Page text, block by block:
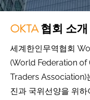
OKTA협회 소
세계한인무역협회
(World Federation of
Traders Association)
진과 국위선양을 위하